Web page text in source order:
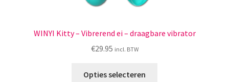
WINYI Kitty – Vibrerend ei – draagbare vibrator
€29.95 incl. BTW
Opties selecteren